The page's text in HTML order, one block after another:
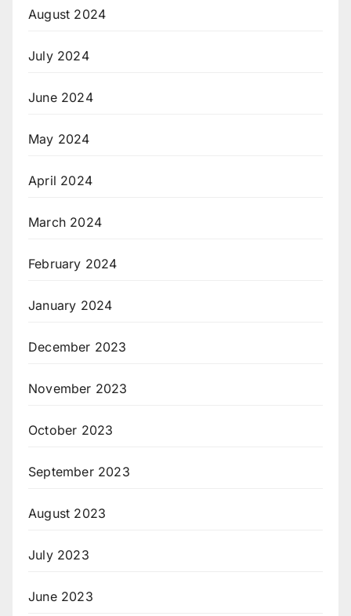
August 2024
July 2024
June 2024
May 2024
April 2024
March 2024
February 2024
January 2024
December 2023
November 2023
October 2023
September 2023
August 2023
July 2023
June 2023